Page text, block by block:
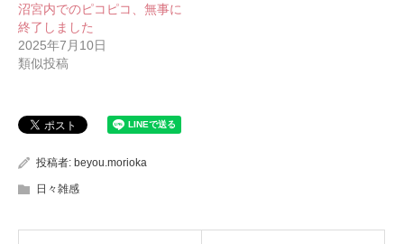
沼宮内でのピコピコ、無事に
終了しました
2025年7月10日
類似投稿
投稿者: beyou.morioka
日々雑感